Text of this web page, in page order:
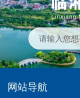
网站导航